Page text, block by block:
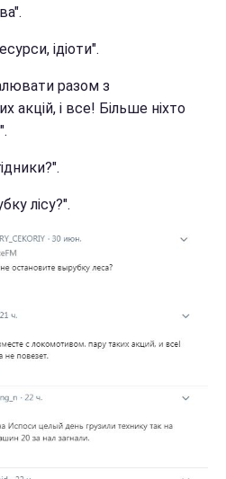
ідіоти".
разом з
акцій, і все! Більше ніхто
лісу?".